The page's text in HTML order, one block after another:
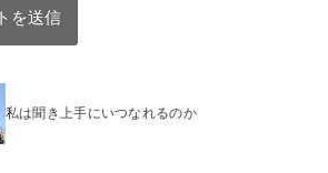
私は聞き上手にいつなれるのか